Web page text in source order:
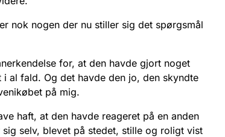
nok nogen der nu stiller sig det spørgsmål
for, at den havde gjort noget
al fald. Og det havde den jo, den skyndte
på mig.
haft, at den havde reageret på en anden
selv, blevet på stedet, stille og roligt vist